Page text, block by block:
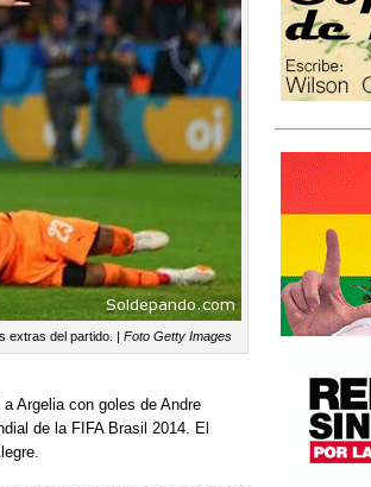
extras del partido. | Foto Getty Images
Argelia con goles de Andre
de la FIFA Brasil 2014. El